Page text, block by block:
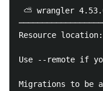
⛅️ wrangler
Resource
Use --remote if
Migrations to be